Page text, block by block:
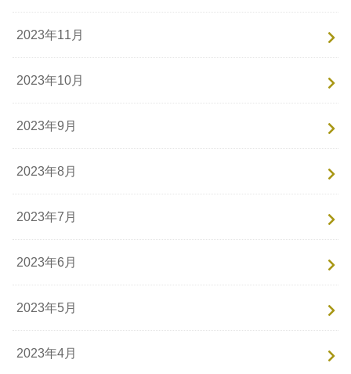
2023年11月
2023年10月
2023年9月
2023年8月
2023年7月
2023年6月
2023年5月
2023年4月